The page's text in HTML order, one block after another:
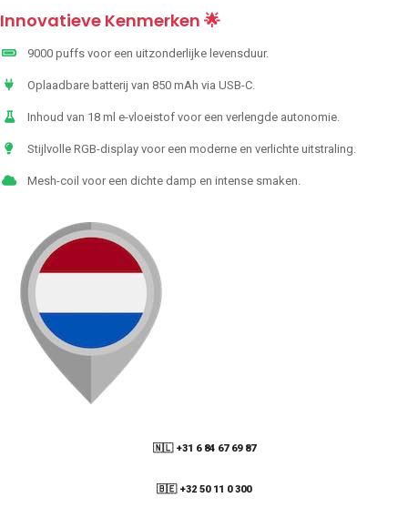
Innovatieve Kenmerken 🌟
9000 puffs voor een uitzonderlijke levensduur.
Oplaadbare batterij van 850 mAh via USB-C.
Inhoud van 18 ml e-vloeistof voor een verlengde autonomie.
Stijlvolle RGB-display voor een moderne en verlichte uitstraling.
Mesh-coil voor een dichte damp en intense smaken.
🇳🇱 +31 6 84 67 69 87
🇧🇪 +32 50 11 0 300